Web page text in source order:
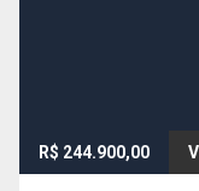
R$ 244.900,00